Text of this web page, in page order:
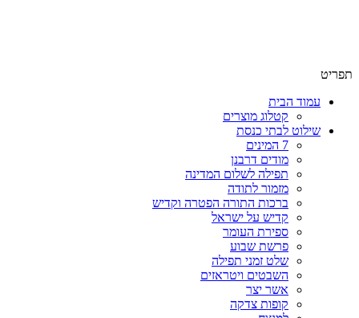
תפריט
עמוד הבית
קטלוג מוצרים
שילוט לבתי כנסת
7 המינים
מודים דרבנן
תפילה לשלום המדינה
מזמור לתודה
ברכות התורה הפטרה וקדיש
קדיש על ישראל
ספירת העומר
פרשת שבוע
שלט זמני תפילה
השבטים ויטראזים
אשר יצר
קופות צדקה